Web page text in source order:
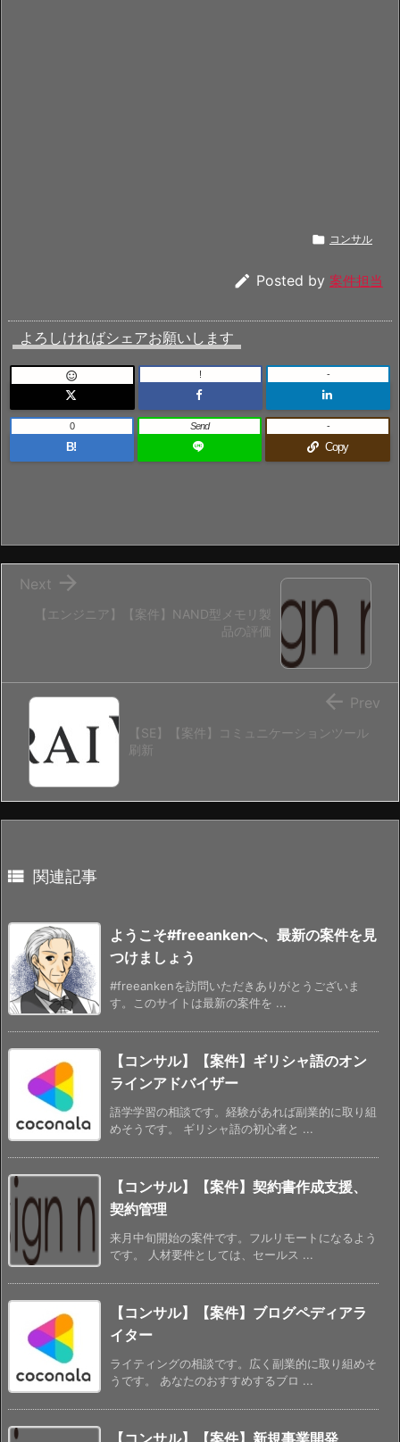
 コンサル
 Posted by 案件担当
よろしければシェアお願いします
 ! -
B!
0 Send
Copy
-
【エンジニア】【案件】NAND型メモリ製
品の評価

Next
【SE】【案件】コミュニケーションツール
刷新
 Prev
 関連記事
ようこそ#freeankenへ、最新の案件を見
つけましょう
#freeankenを訪問いただきありがとうございま
す。このサイトは最新の案件を ...
【コンサル】【案件】ギリシャ語のオン
ラインアドバイザー
語学学習の相談です。経験があれば副業的に取り組
めそうです。 ギリシャ語の初心者と ...
【コンサル】【案件】契約書作成支援、
契約管理
来月中旬開始の案件です。フルリモートになるよう
です。 人材要件としては、セールス ...
【コンサル】【案件】ブログペディアラ
イター
ライティングの相談です。広く副業的に取り組めそ
うです。 あなたのおすすめするブロ ...
【コンサル】【案件】新規事業開発